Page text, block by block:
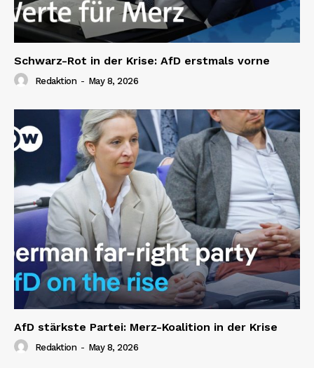
Schwarz-Rot in der Krise: AfD erstmals vorne
Redaktion - May 8, 2026
AfD stärkste Partei: Merz-Koalition in der Krise
Redaktion - May 8, 2026